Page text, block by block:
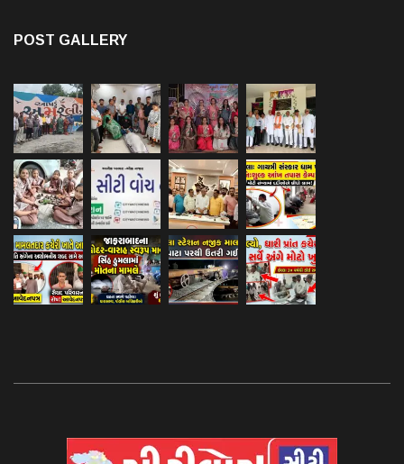
POST GALLERY